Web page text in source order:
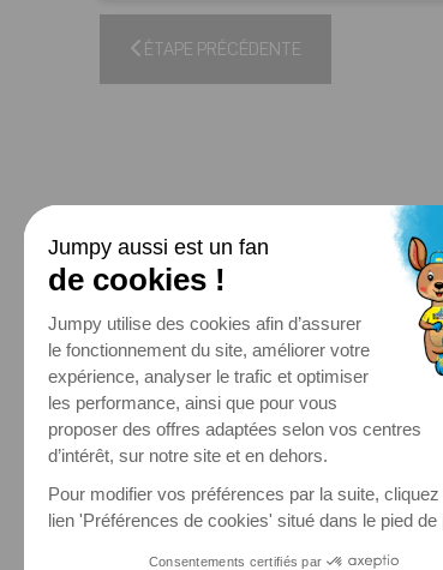
ÉTAPE PRÉCÉDENTE